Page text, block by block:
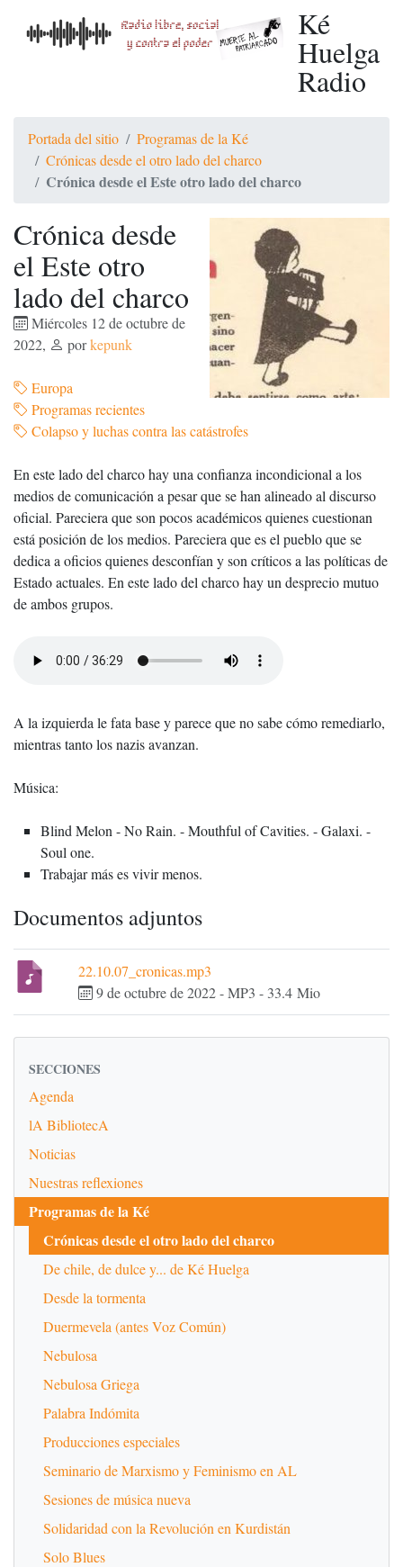
Ké
Huelga
Radio
Portada del sitio
Programas de la Ké
Crónicas desde el otro lado del charco
Crónica desde el Este otro lado del charco
Crónica desde
el Este otro
lado del charco
Miércoles 12 de octubre de
2022, porkepunk
Europa
Programas recientes
Colapso y luchas contra las catástrofes
En este lado del charco hay una confianza incondicional a los
medios de comunicación a pesar que se han alineado al discurso
oficial. Pareciera que son pocos académicos quienes cuestionan
está posición de los medios. Pareciera que es el pueblo que se
dedica a oficios quienes desconfían y son críticos a las políticas de
Estado actuales. En este lado del charco hay un desprecio mutuo
de ambos grupos.
A la izquierda le fata base y parece que no sabe cómo remediarlo,
mientras tanto los nazis avanzan.
Música:
Blind Melon - No Rain. - Mouthful of Cavities. - Galaxi. -
Soul one.
Trabajar más es vivir menos.
Documentos adjuntos
22.10.07_cronicas.mp3
9 de octubre de 2022-MP3 - 33.4 Mio
SECCIONES
Agenda
lA BibliotecA
Noticias
Nuestras reflexiones
Programas de la Ké
Crónicas desde el otro lado del charco
De chile, de dulce y... de Ké Huelga
Desde la tormenta
Duermevela (antes Voz Común)
Nebulosa
Nebulosa Griega
Palabra Indómita
Producciones especiales
Seminario de Marxismo y Feminismo en AL
Sesiones de música nueva
Solidaridad con la Revolución en Kurdistán
Solo Blues